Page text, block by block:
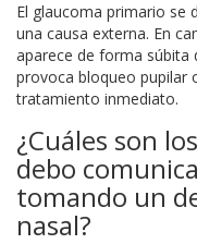
El glaucoma primario se
una causa externa. En
aparece de forma súbita
provoca bloqueo pupilar
tratamiento inmediato.
¿Cuáles son
debo
tomando un
nasal?